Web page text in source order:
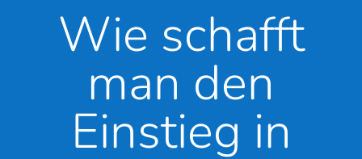
Wie schafft
man den
Einstieg in